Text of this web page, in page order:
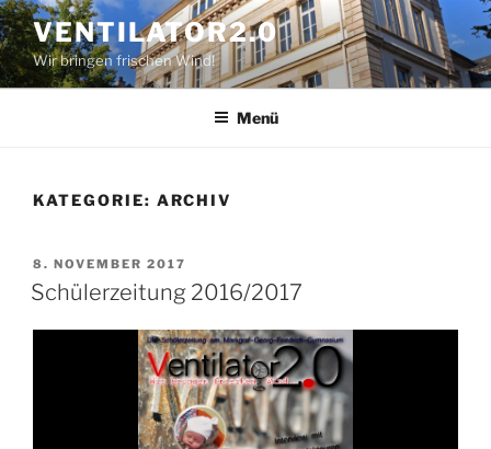
Zum
Inhalt
springen
VENTILATOR2.0
Wir bringen frischen Wind!
Menü
KATEGORIE: ARCHIV
VERÖFFENTLICHT
AM
8. NOVEMBER 2017
Schülerzeitung 2016/2017